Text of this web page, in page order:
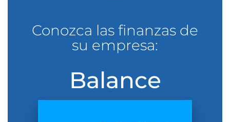
Conozca las finanzas de
su empresa:
Balance